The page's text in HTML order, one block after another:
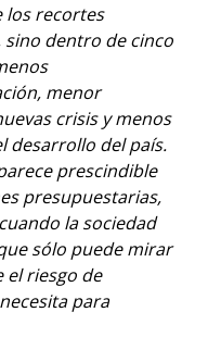
los recortes
sino dentro de cinco
menor
crisis y menos
desarrollo del país.
prescindible
presupuestarias,
la sociedad
sólo puede mirar
el riesgo de
para